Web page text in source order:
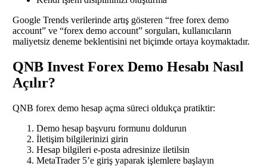
Google Trends verilerinde artış gösteren “free forex demo
account” ve “forex demo account” sorguları, kullanıcıların
maliyetsiz deneme beklentisini net biçimde ortaya koymaktadır.
QNB Invest Forex Demo Hesabı Nasıl
Açılır?
QNB forex demo hesap açma süreci oldukça pratiktir:
Demo hesap başvuru formunu doldurun
İletişim bilgilerinizi girin
Hesap bilgileri e-posta adresinize iletilsin
MetaTrader 5’e giriş yaparak işlemlere başlayın